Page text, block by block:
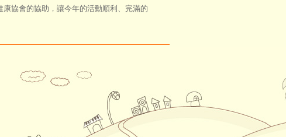
協會的協助，讓今年的活動順利、完滿的